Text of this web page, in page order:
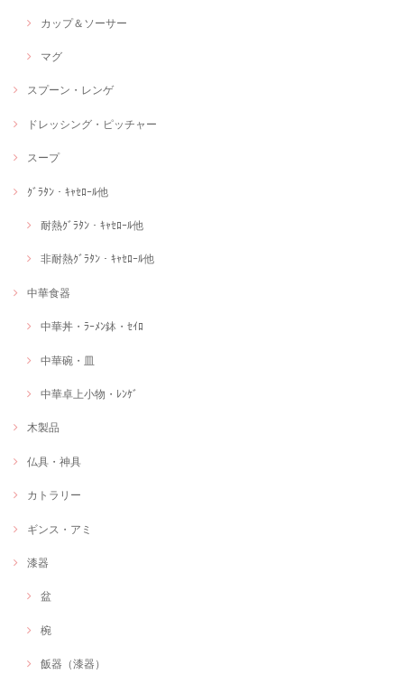
カップ＆ソーサー
マグ
スプーン・レンゲ
ドレッシング・ピッチャー
スープ
ｸﾞﾗﾀﾝ・ｷｬｾﾛｰﾙ他
耐熱ｸﾞﾗﾀﾝ・ｷｬｾﾛｰﾙ他
非耐熱ｸﾞﾗﾀﾝ・ｷｬｾﾛｰﾙ他
中華食器
中華丼・ﾗｰﾒﾝ鉢・ｾｲﾛ
中華碗・皿
中華卓上小物・ﾚﾝｹﾞ
木製品
仏具・神具
カトラリー
ギンス・アミ
漆器
盆
椀
飯器（漆器）